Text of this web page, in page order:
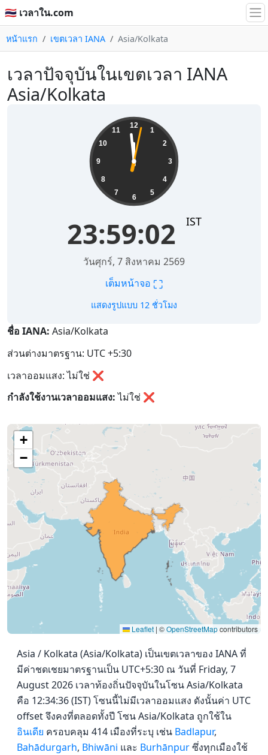
🇹🇭 เวลาใน.com
หน้าแรก เขตเวลา IANA Asia/Kolkata
เวลาปัจจุบันในเขตเวลา IANA
Asia/Kolkata
12
1
2
3
4
5
6
7
8
9
10
11
23:59:03 IST
วันศุกร์, 7 สิงหาคม 2569
เต็มหน้าจอ ⛶
แสดงรูปแบบ 12 ชั่วโมง
ชื่อ IANA: Asia/Kolkata
ส่วนต่างมาตรฐาน: UTC +5:30
เวลาออมแสง: ไม่ใช่ ❌
กำลังใช้งานเวลาออมแสง:ไม่ใช่ ❌
+
−
Leaflet | ©OpenStreetMapcontributors
Asia / Kolkata (Asia/Kolkata) เป็นเขตเวลาของ IANA ที่
มีค่าชดเชยมาตรฐานเป็น UTC+5:30 ณ วันที่ Friday, 7
August 2026 เวลาท้องถิ่นปัจจุบันในโซน Asia/Kolkata
คือ 12:34:36 (IST) โซนนี้ไม่มีเวลาออมแสง ดังนั้นค่า UTC
offset จึงคงที่ตลอดทั้งปี โซน Asia/Kolkata ถูกใช้ใน
อินเดีย ครอบคลุม 414 เมืองที่ระบุ เช่น Badlapur,
Bahādurgarh, Bhiwāni และ Burhānpurซึ่งทุกเมืองใช้